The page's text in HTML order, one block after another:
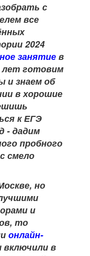
с
все
2024
занятие в
лет готовим
и знаем об
в хорошие
к ЕГЭ
- дадим
пробного
смело
но
и
то
онлайн-
в